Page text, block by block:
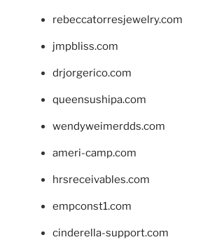
rebeccatorresjewelry.com
jmpbliss.com
drjorgerico.com
queensushipa.com
wendyweimerdds.com
ameri-camp.com
hrsreceivables.com
empconst1.com
cinderella-support.com